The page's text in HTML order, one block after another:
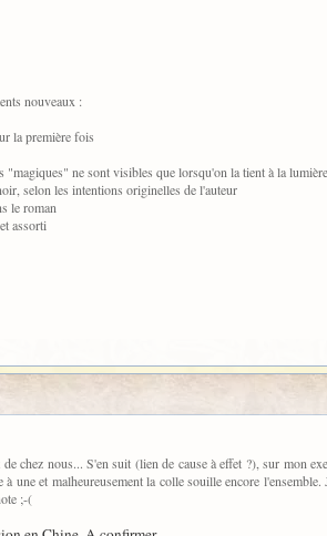
nouveaux :
la première fois
ne sont visibles que lorsqu'on la tient à la lumière
selon les intentions originelles de l'auteur
le roman
assorti
nous... S'en suit (lien de cause à effet ?), sur mon
une et malheureusement la colle souille encore
;-(